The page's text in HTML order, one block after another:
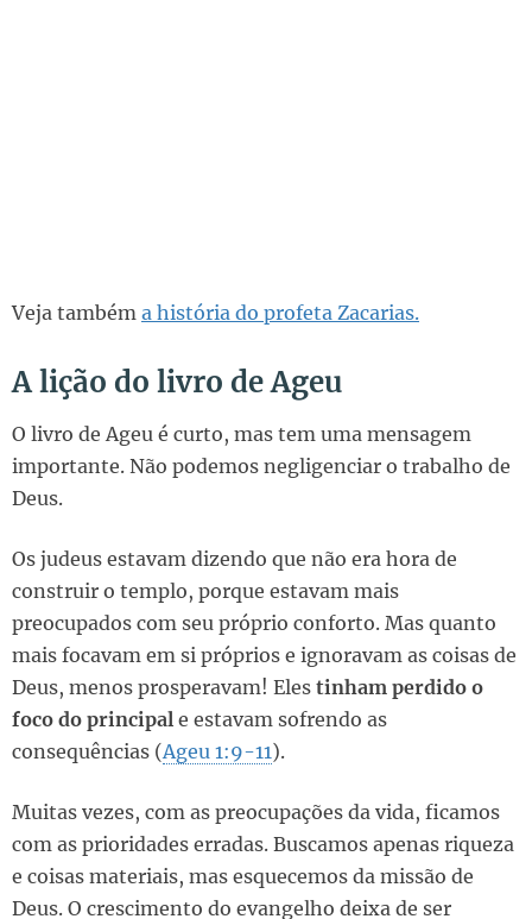
Veja também a história do profeta Zacarias.
A lição do livro de Ageu
O livro de Ageu é curto, mas tem uma mensagem
importante. Não podemos negligenciar o trabalho de
Deus.
Os judeus estavam dizendo que não era hora de
construir o templo, porque estavam mais
preocupados com seu próprio conforto. Mas quanto
mais focavam em si próprios e ignoravam as coisas de
Deus, menos prosperavam! Eles tinham perdido o
foco do principal e estavam sofrendo as
consequências (Ageu 1:9-11).
Muitas vezes, com as preocupações da vida, ficamos
com as prioridades erradas. Buscamos apenas riqueza
e coisas materiais, mas esquecemos da missão de
Deus. O crescimento do evangelho deixa de ser